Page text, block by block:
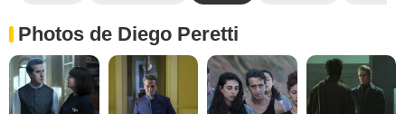
Photos de Diego Peretti